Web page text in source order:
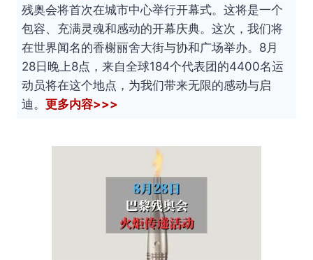
残奥会将首次在城市中心举行开幕式。这将是一个
包容、充满灵魂和感动的开幕庆典。这次，我们将
在世界闻名的香榭丽舍大街与协和广场举办。8月
28日晚上8点，来自全球184个代表团的4400名运
动员将在这个地点，为我们带来无限的感动与启
迪。更多内容>>>